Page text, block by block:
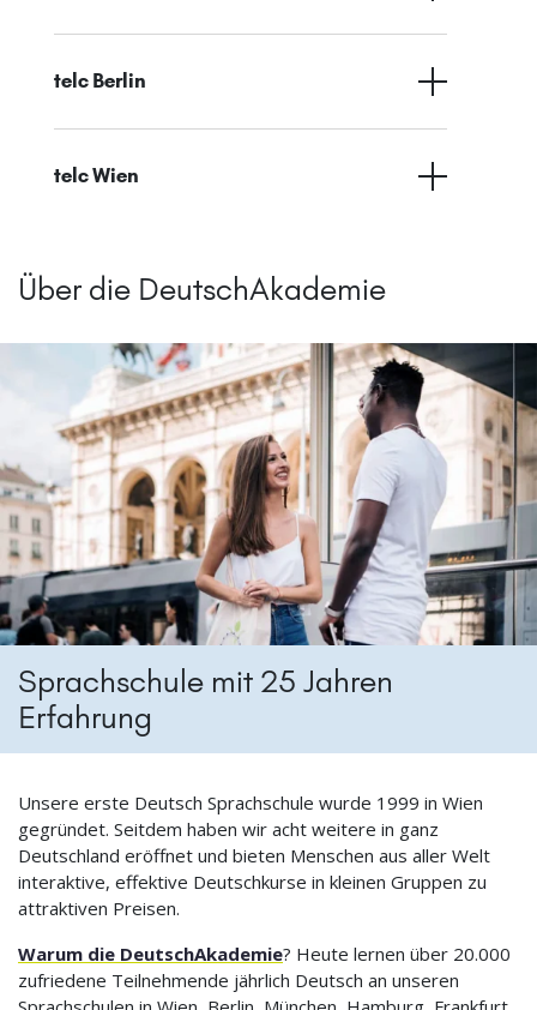
telc Berlin
telc Wien
Über die DeutschAkademie
Sprachschule mit 25 Jahren
Erfahrung
Unsere erste Deutsch Sprachschule wurde 1999 in Wien
gegründet. Seitdem haben wir acht weitere in ganz
Deutschland eröffnet und bieten Menschen aus aller Welt
interaktive, effektive Deutschkurse in kleinen Gruppen zu
attraktiven Preisen.
Warum die DeutschAkademie? Heute lernen über 20.000
zufriedene Teilnehmende jährlich Deutsch an unseren